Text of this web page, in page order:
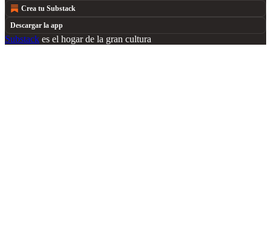
Crea tu Substack
Descargar la app
Substack es el hogar de la gran cultura